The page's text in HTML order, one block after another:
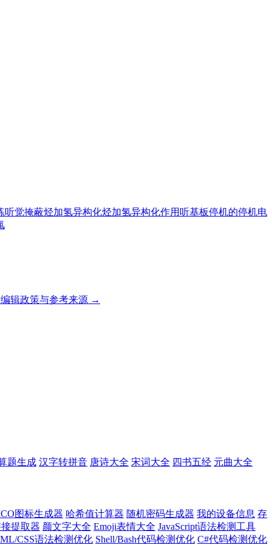
听觉掩蔽烃加氢异构化烃加氢异构化作用 听基板停机的停机电
辑政策与参考来源 →
题生成 汉字转拼音 唐诗大全 宋词大全 四书五经 元曲大全
图标生成器 哈希值计算器 随机密码生成器 我的设备信息 存
提取器 颜文字大全 Emoji表情大全 JavaScript语法检测工具
CSS语法检测优化 Shell/Bash代码检测优化 C#代码检测优化